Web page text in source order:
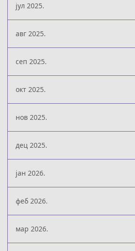
јул 2025.
авг 2025.
сеп 2025.
окт 2025.
нов 2025.
дец 2025.
јан 2026.
феб 2026.
мар 2026.